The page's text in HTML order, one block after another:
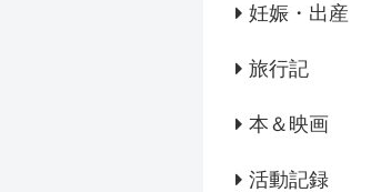
妊娠・出産
旅行記
本＆映画
活動記録